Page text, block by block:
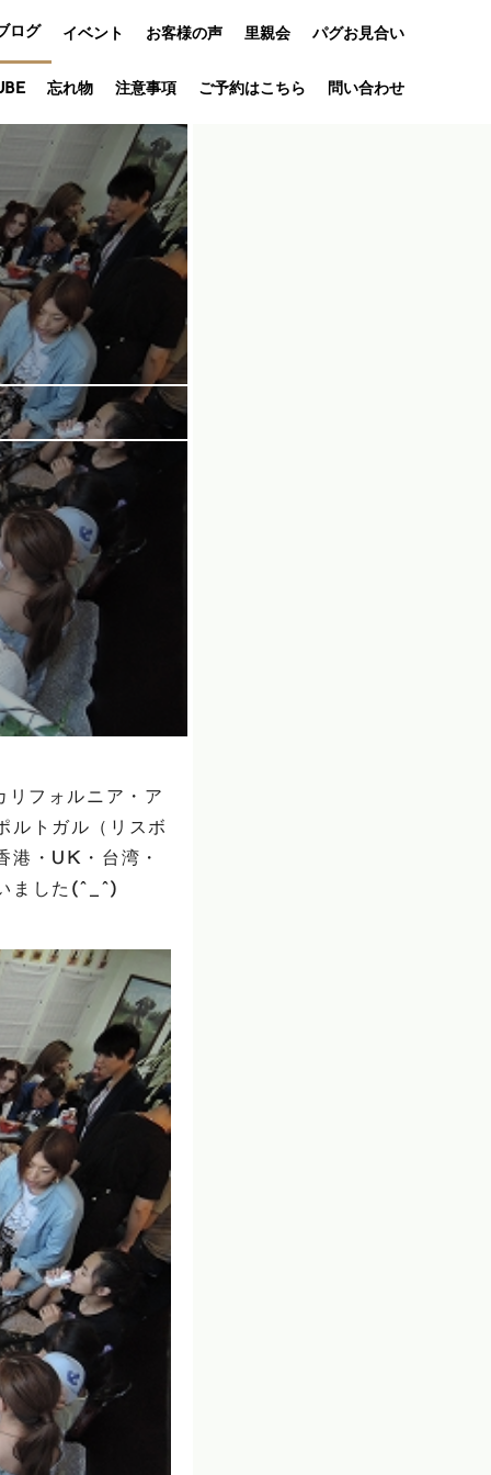
ログ イベント
オフ会
アニバーサリ
お客様の声 里親会 パグお見合い
忘れ物 注意事項 ご予約はこちら 問い合わせ
フォルニア・ア
ルトガル（リスボ
港・UK・台湾・
ました(^_^)